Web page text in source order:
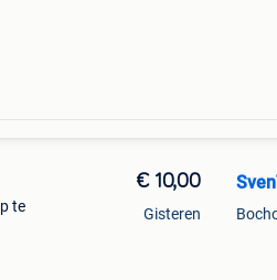
te
€ 10,00
Gisteren